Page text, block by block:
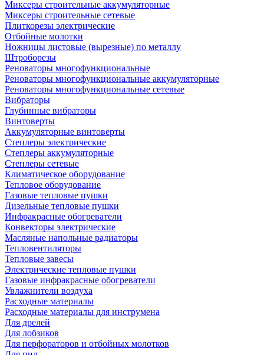
Миксеры строительные аккумуляторные
Миксеры строительные сетевые
Плиткорезы электрические
Отбойные молотки
Ножницы листовые (вырезные) по металлу
Штроборезы
Реноваторы многофункциональные
Реноваторы многофункциональные аккумуляторные
Реноваторы многофункциональные сетевые
Вибраторы
Глубинные вибраторы
Винтоверты
Аккумуляторные винтоверты
Степлеры электрические
Степлеры аккумуляторные
Степлеры сетевые
Климатическое оборудование
Тепловое оборудование
Газовые тепловые пушки
Дизельные тепловые пушки
Инфракрасные обогреватели
Конвекторы электрические
Масляные напольные радиаторы
Тепловентиляторы
Тепловые завесы
Электрические тепловые пушки
Газовые инфракрасные обогреватели
Увлажнители воздуха
Расходные материалы
Расходные материалы для инструмена
Для дрелей
Для лобзиков
Для перфораторов и отбойных молотков